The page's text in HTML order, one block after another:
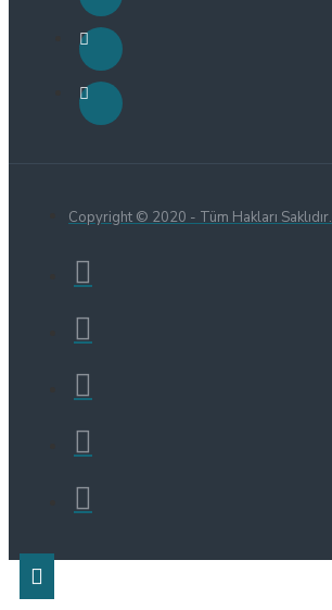
Copyright © 2020 - Tüm Hakları Saklıdır.